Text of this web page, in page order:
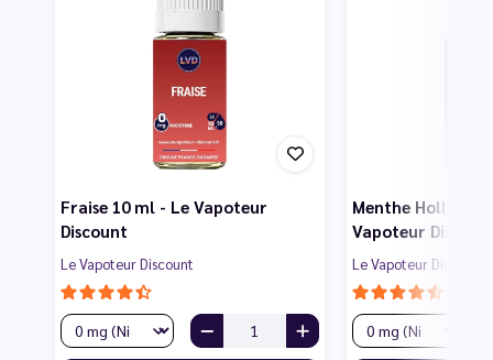
Fraise 10 ml - Le Vapoteur
Discount
Le Vapoteur Discount
Menthe
Vapoteur
Le Vapoteur Discount